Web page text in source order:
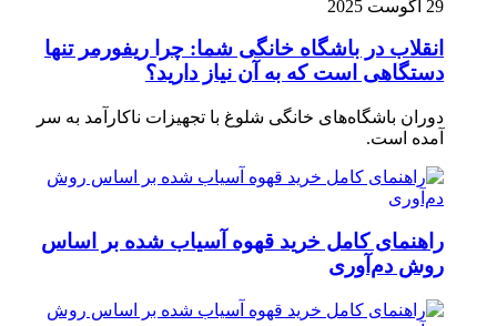
29 آگوست 2025
انقلاب در باشگاه خانگی شما: چرا ریفورمر تنها
دستگاهی است که به آن نیاز دارید؟
دوران باشگاه‌های خانگی شلوغ با تجهیزات ناکارآمد به سر
آمده است.
راهنمای کامل خرید قهوه آسیاب شده بر اساس
روش دم‌آوری